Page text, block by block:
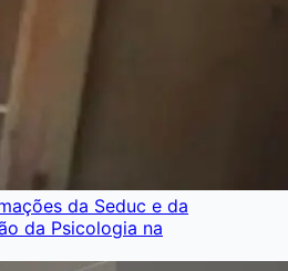
da Seduc e da
da Psicologia na